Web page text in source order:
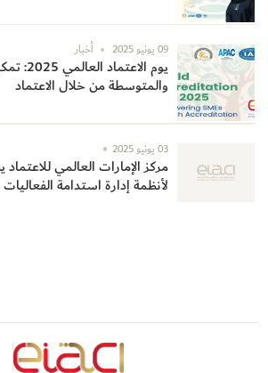
09 يونيو 2025 أخبار
يوم
والمتوسطة من خلال الاعتماد
03 يونيو 2025
مركز الإمارات العالمي
لأنظمة إدارة استدامة الفعاليات